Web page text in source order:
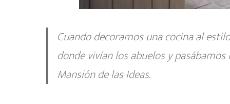
Cuando decoramos una cocina al
donde vivían los abuelosy pasábamos
Mansión de las Ideas.